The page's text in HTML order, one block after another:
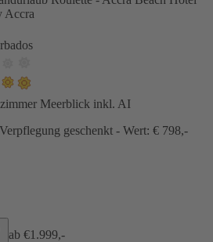
Accra
Meerblick inkl. AI
geschenkt - Wert: € 798,-
ab €1.999,-